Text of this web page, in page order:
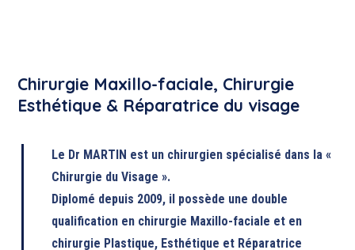
Chirurgie Maxillo-faciale, Chirurgie
Esthétique & Réparatrice du visage
Le Dr MARTIN est un chirurgien spécialisé dans la «
Chirurgie du Visage ».
Diplomé depuis 2009, il possède une double
qualification en chirurgie Maxillo-faciale et en
chirurgie Plastique, Esthétique et Réparatrice